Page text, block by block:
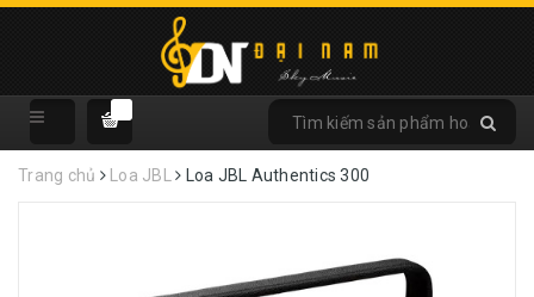
Trang chủ Loa JBL Loa JBL Authentics 300